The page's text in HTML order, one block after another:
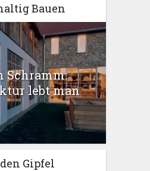
Bauen
Schramm:
lebt man
Gipfel